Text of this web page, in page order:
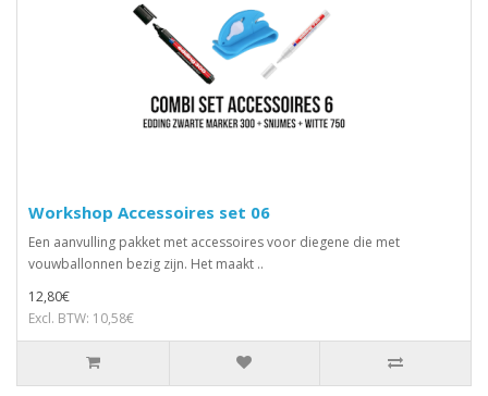
Workshop Accessoires set 06
Een aanvulling pakket met accessoires voor diegene die met
vouwballonnen bezig zijn. Het maakt ..
12,80€
Excl. BTW: 10,58€